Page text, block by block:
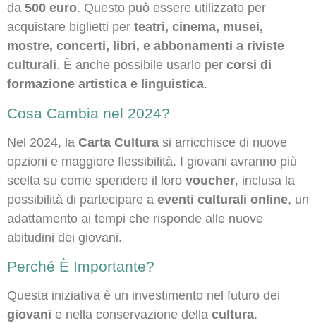
da 500 euro. Questo può essere utilizzato per
acquistare biglietti per teatri, cinema, musei,
mostre, concerti, libri, e abbonamenti a riviste
culturali. È anche possibile usarlo per corsi di
formazione artistica e linguistica.
Cosa Cambia nel 2024?
Nel 2024, la Carta Cultura si arricchisce di nuove
opzioni e maggiore flessibilità. I giovani avranno più
scelta su come spendere il loro voucher, inclusa la
possibilità di partecipare a eventi culturali online, un
adattamento ai tempi che risponde alle nuove
abitudini dei giovani.
Perché È Importante?
Questa iniziativa è un investimento nel futuro dei
giovani e nella conservazione della cultura.